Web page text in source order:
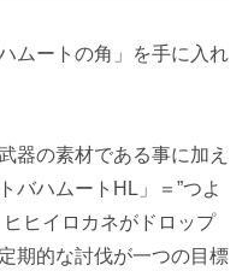
ムートの角 」を手に入れ
器の素材である事に加え
バハムートHL 」＝”つよ
ヒヒイロカネがドロップ
期的な討伐が一つの目標